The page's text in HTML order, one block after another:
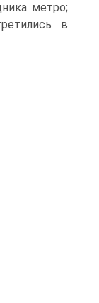
метро;
в